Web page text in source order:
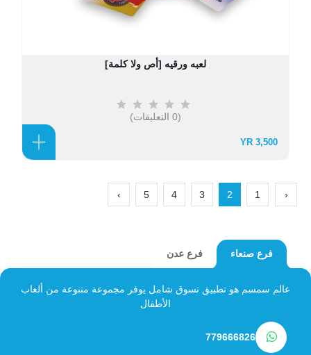
لعبه ورقيه [أص ولا كلمة]
(0 التعليقات)
3,500 YR
‹
1
2
3
4
5
›
فرع صنعاء فرع عدن
عالم سمسم هو تطبيق تسوق شامل يوفر مجموعة متنوعة من ألعاب
الأطفال
779666826